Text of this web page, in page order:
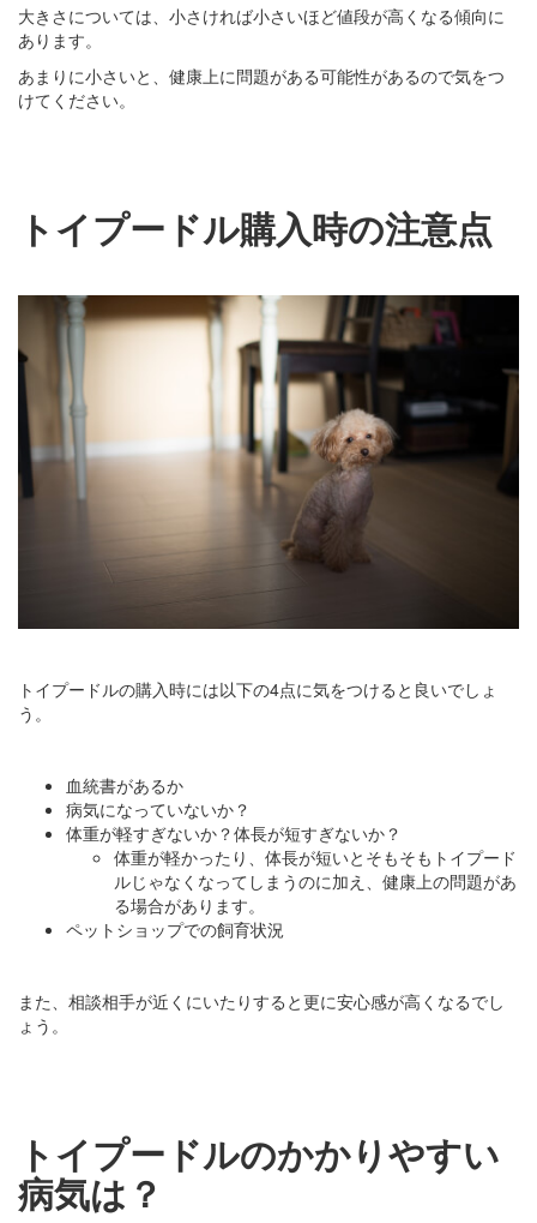
大きさについては、小さければ小さいほど値段が高くなる傾向に
あります。
あまりに小さいと、健康上に問題がある可能性があるので気をつ
けてください。
トイプードル購入時の注意点
トイプードルの購入時には以下の4点に気をつけると良いでしょ
う。
血統書があるか
病気になっていないか？
体重が軽すぎないか？体長が短すぎないか？
体重が軽かったり、体長が短いとそもそもトイプード
ルじゃなくなってしまうのに加え、健康上の問題があ
る場合があります。
ペットショップでの飼育状況
また、相談相手が近くにいたりすると更に安心感が高くなるでし
ょう。
トイプードルのかかりやすい
病気は？